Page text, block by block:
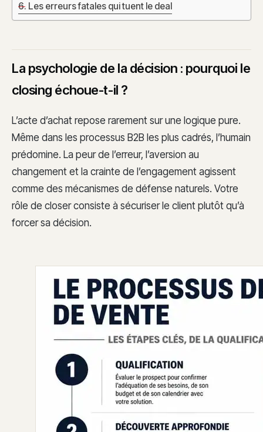
Les erreurs fatales qui tuent le deal
La psychologie de la décision : pourquoi le
closing échoue-t-il ?
L’acte d’achat repose rarement sur une logique pure.
Même dans les processus B2B les plus cadrés, l’humain
prédomine. La peur de l’erreur, l’aversion au
changement et la crainte de l’engagement agissent
comme des mécanismes de défense naturels. Votre
rôle de closer consiste à sécuriser le client plutôt qu’à
forcer sa décision.